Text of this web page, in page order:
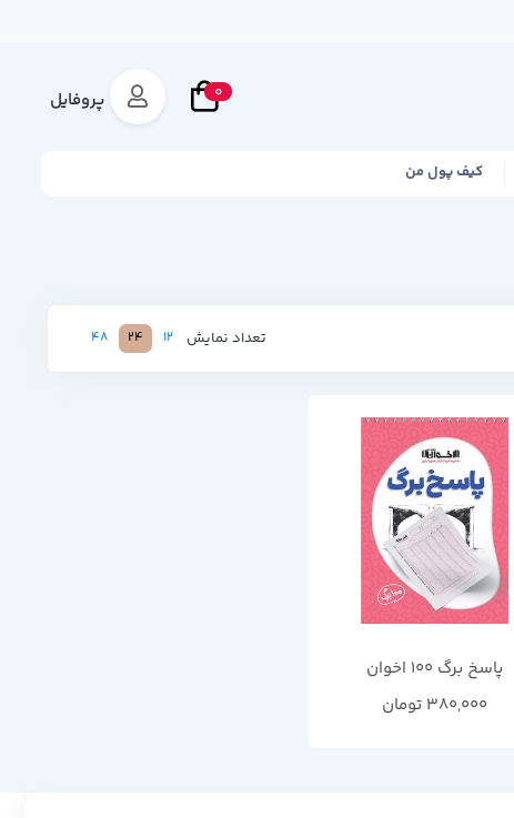
0 پروفایل
کیف پول من
تعداد نمایش 12
24
48
پاسخ برگ 100 اخوان
380,000 تومان